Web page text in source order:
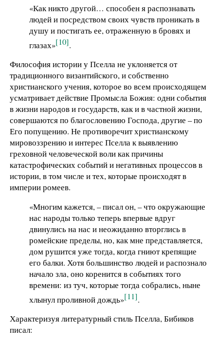
«Как никто другой… способен я распознавать
людей и посредством своих чувств проникать в
душу и постигать ее, отраженную в бровях и
глазах»[10].
Философия истории у Пселла не уклоняется от
традиционного византийского, и собственно
христианского учения, которое во всем происходящем
усматривает действие Промысла Божия: одни события
в жизни народов и государств, как и в частной жизни,
совершаются по благословению Господа, другие – по
Его попущению. Не противоречит христианскому
мировоззрению и интерес Пселла к выявлению
греховной человеческой воли как причины
катастрофических событий и негативных процессов в
истории, в том числе и тех, которые происходят в
империи ромеев.
«Многим кажется, – писал он, – что окружающие
нас народы только теперь впервые вдруг
двинулись на нас и неожиданно вторглись в
ромейские пределы, но, как мне представляется,
дом рушится уже тогда, когда гниют крепящие
его балки. Хотя большинство людей и распознало
начало зла, оно коренится в событиях того
времени: из туч, которые тогда собрались, ныне
хлынул проливной дождь»[11].
Характеризуя литературный стиль Пселла, Бибиков
писал: